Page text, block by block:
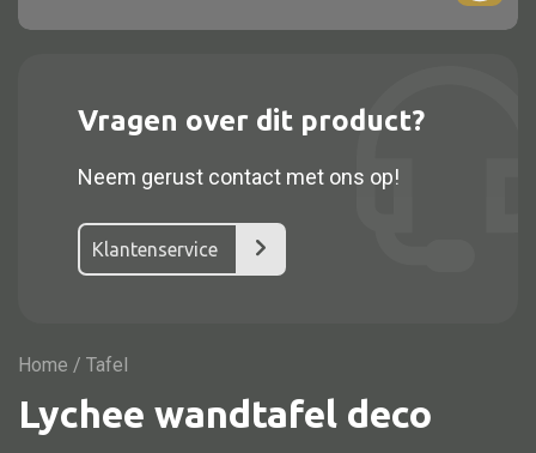
Alle kasten
Dressoir
Nachtkast
Vitrine
TV meubel
Vragen over dit product?
Neem gerust contact met ons op!
Klantenservice
Home / Tafel
Lychee wandtafel deco